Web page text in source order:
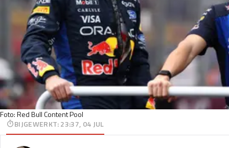
Foto: Red Bull Content Pool
BIJGEWERKT:23:37, 04 JUL